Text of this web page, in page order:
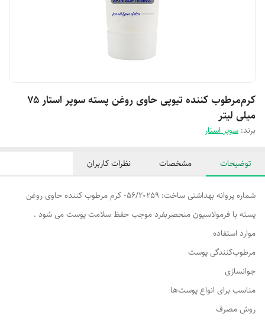
کرم‌مرطوب کننده تیوپی حاوی روغن پسته سوپر استار ۷۵
میلی لیتر
برند: سوپر استار
توضیحات مشخصات نظرات کاربران
شماره پروانه بهداشتی ساخت: 56/20259- کرم مرطوب کننده حاوی روغن
پسته با فرمولاسیون منحصربفرد موجب حفظ سلامت پوست می شود .
موارد استفاده
مرطوب‌کنندگی پوست
جوانسازی
مناسب برای انواع پوست‌ها
روش مصرف